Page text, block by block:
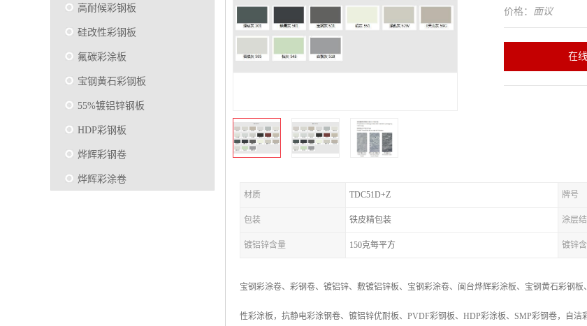
高耐候彩钢板
硅改性彩钢板
氟碳彩涂板
宝钢黄石彩钢板
55%镀铝锌钢板
HDP彩钢板
烨辉彩钢卷
烨辉彩涂卷
价格： 面议
在
材质 TDC51D+Z 牌号
包装 铁皮精包装 涂层
镀铝锌含量 150克每平方 镀锌
宝钢彩涂卷、彩钢卷、镀铝锌、敷镀铝锌板、宝钢彩涂卷、闽台烨辉彩涂板、宝钢黄石彩钢
性彩涂板，抗静电彩涂钢卷、镀铝锌优耐板、PVDF彩钢板、HDP彩涂板、SMP彩钢卷，自